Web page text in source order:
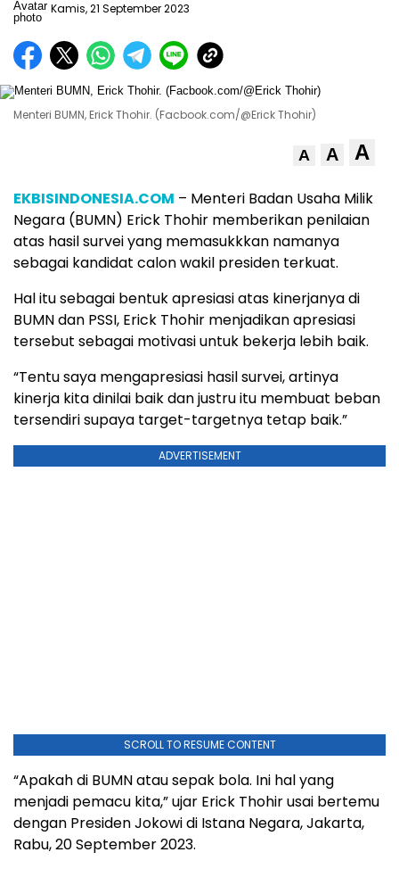
Kamis, 21 September 2023
Menteri BUMN, Erick Thohir. (Facbook.com/@Erick Thohir)
A A A
EKBISINDONESIA.COM – Menteri Badan Usaha Milik
Negara (BUMN) Erick Thohir memberikan penilaian
atas hasil survei yang memasukkkan namanya
sebagai kandidat calon wakil presiden terkuat.
Hal itu sebagai bentuk apresiasi atas kinerjanya di
BUMN dan PSSI, Erick Thohir menjadikan apresiasi
tersebut sebagai motivasi untuk bekerja lebih baik.
“Tentu saya mengapresiasi hasil survei, artinya
kinerja kita dinilai baik dan justru itu membuat beban
tersendiri supaya target-targetnya tetap baik.”
ADVERTISEMENT
SCROLL TO RESUME CONTENT
“Apakah di BUMN atau sepak bola. Ini hal yang
menjadi pemacu kita,” ujar Erick Thohir usai bertemu
dengan Presiden Jokowi di Istana Negara, Jakarta,
Rabu, 20 September 2023.